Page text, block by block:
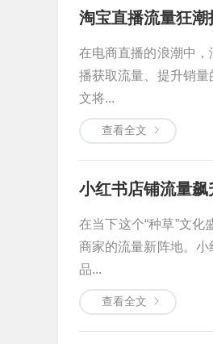
淘宝直播流量狂潮
在电商直播的浪潮中
播获取流量、提升销
文将...
查看全文
小红书店铺流量飙
在当下这个“种草”文
商家的流量新阵地。
品...
查看全文